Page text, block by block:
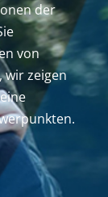
der
von
wir zeigen